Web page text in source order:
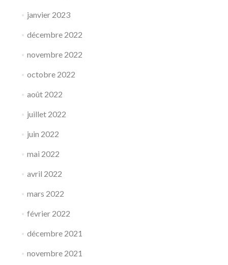
janvier 2023
décembre 2022
novembre 2022
octobre 2022
août 2022
juillet 2022
juin 2022
mai 2022
avril 2022
mars 2022
février 2022
décembre 2021
novembre 2021